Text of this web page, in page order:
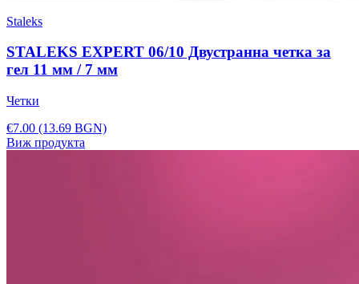
Staleks
STALEKS EXPERT 06/10 Двустранна четка за
гел 11 мм / 7 мм
Четки
€7.00 (13.69 BGN)
Виж продукта